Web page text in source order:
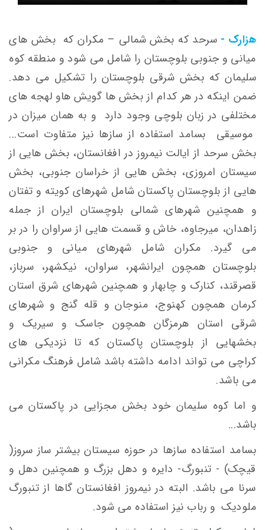
هزارک - سرحد که بخش شمالی – مکران که بخش های
میانی و جنوبی بلوچستان را شامل می شود و منطقه کوه
سلیمان که بخش شرقی بلوچستان را تشکیل می دهد.
ضمن اینکه در هر کدام از بخش ها گویش هاو لهجه های
مختلفی در زبان بلوچی وجود دارد و به همان میزان در
موسیقی بسامد استفاده از سازها نیز متفاوت است...
بخش سرحد از ایالت نیمروز در افغانستان، بخش هایی از
سیستان امروزی، بخش هایی از خراسان جنوبی، بخش
هایی از بلوچستان پاکستان شامل شهرهای کویته و تفتان
و همچنین شهرهای شمالی بلوچستان ایران از جمله
زاهدان، میرجاوه، خاش و قسمت هایی از سراوان را در بر
می گیرد. مکران شامل شهرهای میانی و جنوبی
بلوچستان همچون ایرانشهر، سراوان، نیکشهر، سرباز،
قصرقند، کنارک و چابهار و همچنین شهرهای شرق استان
کرمان همچون کهنوج، منوجان و قله گنج و شهرهای
شرقی استان هرمزگان همچون جاسک و سیریک و
بخشهایی از بلوچستان پاکستان که تا نزدیکی های
کراچی می تواند ادامه داشته باشد شامل فرهنگ مکرانی
می باشد.
و اما کوه سلیمان خود بخش مجزایی در پاکستان می
باشد...
بسامد استفاده سازها در حوزه سیستان بیشتر ساز سروز(
قیچک) - تنبورگ- دایره و دهل بزرگ و همچنین دهل و
سرنا می باشد. البته در نیمروز افغانستان گاها از تنبورگ
ملودیک و رباب نیز استفاده می شود.